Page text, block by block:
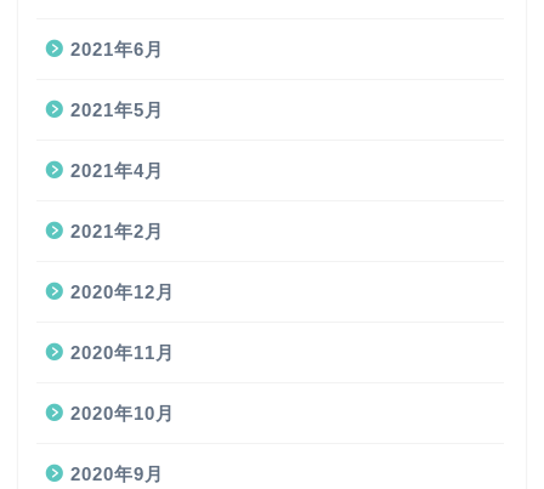
2021年6月
2021年5月
2021年4月
2021年2月
2020年12月
2020年11月
2020年10月
2020年9月